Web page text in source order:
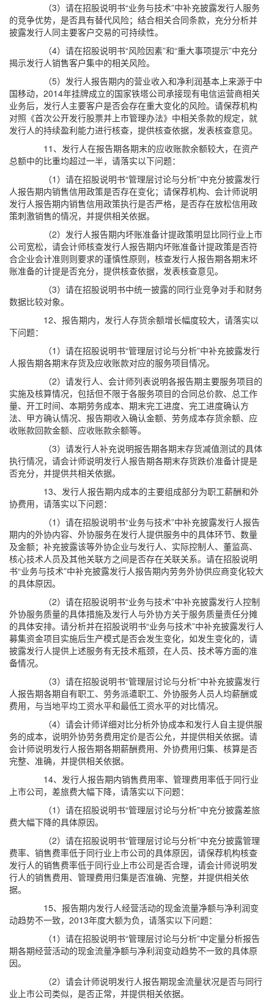
（3）请在招股说明书“业务与技术”中补充披露发行人服务
的竞争优势，是否具有替代风险；结合相关合同条款，充分分析并
披露发行人同主要客户交易的可持续性。
（4）请在招股说明书“风险因素”和“重大事项提示”中充分
揭示发行人销售客户集中的相关风险。
（5）发行人报告期内的营业收入和净利润基本上来源于中
国移动，2014年挂牌成立的国家铁塔公司承接现有电信运营商相关
业务后，发行人主要客户是否会存在重大变化的风险。请保荐机构
对照《首次公开发行股票并上市管理办法》中相关条款的规定，就
发行人的持续盈利能力进行核查，提供核查依据，发表核查意见。
11、发行人在报告期各期末的应收账款余额较大，在资产
总额中的比重均超过一半，请落实以下问题：
（1）请在招股说明书“管理层讨论与分析”中充分披露发行
人报告期内销售信用政策是否存在变化；请保荐机构、会计师说明
发行人报告期内销售信用政策执行是否严格，是否存在放松信用政
策刺激销售的情况，并提供相关依据。
（2）发行人报告期内坏账准备计提政策明显比同行业上市
公司宽松，请会计师核查发行人报告期内坏账准备计提政策是否符
合企业会计准则则要求的谨慎性原则，核查发行人报告期各期末坏
账准备的计提是否充分，提供核查依据，发表核查意见。
（3）请在招股说明书中统一披露的同行业竞争对手和财务
数据比较对象。
12、报告期内，发行人存货余额增长幅度较大，请落实以
下问题：
（1）请在招股说明书“管理层讨论与分析”中补充披露发行
人报告期各期末存货及应收账款对应的服务项目情况。
（2）请发行人、会计师列表说明各报告期主要服务项目的
实施及核算情况，包括但不限于各服务项目的合同总价款、总工作
量、开工时间、本期劳务成本、期末完工进度、完工进度确认方
法、甲方确认情况、报告期收入确认金额、劳务成本存货余额、应
收账款回款金额、应收账款余额等。
（3）请发行人补充说明报告期各期末存货减值测试的具体
执行情况，请会计师说明发行人报告期各期末存货跌价准备计提是
否充分，并提供共相关依据。
13、发行人报告期内成本的主要组成部分为职工薪酬和外
协费用，请落实以下问题：
（1）请在招股说明书“业务与技术”中补充披露发行人报告
期内的外协内容、外协服务在发行人提供服务中的具体环节、数量
及金额；补充披露该等外协企业与发行人、实际控制人、董监高、
核心技术人员及其他关联方之间是否存在关联关系。请在招股说明
书“业务与技术”中补充披露发行人报告期内劳务外协供应商变化较大
的具体原因。
（2）请在招股说明书“业务与技术”中补充披露发行人控制
外协服务质量的具体措施及发行人与外协方关于服务质量责任分摊
的具体安排。请分析并在招股说明书“业务与技术”中补充披露发行人
募集资金项目实施后生产模式是否会发生变化，如发生变化的，请
披露发行人提供上述服务有无技术瓶颈，在人员、技术等方面的准
备情况。
（3）请在招股说明书“管理层讨论与分析”中补充披露发行
人报告期各期自有职工、劳务派遣职工、外协服务人员人均薪酬或
费用，与当地平均工资水平和最低工资水平的对比情况。
（4）请会计师详细对比分析外协成本和发行人自主提供服
务的成本，说明外协劳务费用定价是否公允，并提供相关依据。请
会计师说明发行人报告期各期薪酬费用、外协费用归集、核算是否
完整、准确，并提供相关依据。
14、发行人报告期内销售费用率、管理费用率低于同行业
上市公司，差旅费大幅下降，请落实以下问题：
（1）请在招股说明书“管理层讨论与分析”中充分披露差旅
费大幅下降的具体原因。
（2）请在招股说明书“管理层讨论与分析”中充分披露管理
费率、销售费率低于同行业上市公司的具体原因，请保荐机构核查
发行人的销售费率低于同行业上市公司是否合理，请会计师说明发
行人的销售费用、管理费用归集是否准确、完整，并提供相关依
据。
15、报告期内发行人经营活动的现金流量净额与净利润变
动趋势不一致，2013年度大额为负，请落实以下问题：
（1）请在招股说明书“管理层讨论与分析”中定量分析报告
期各期经营活动的现金流量净额与净利润变动趋势不一致的具体原
因。
（2）请会计师说明发行人报告期现金流量状况是否与同行
业上市公司类似，是否正常，并提供相关依据。